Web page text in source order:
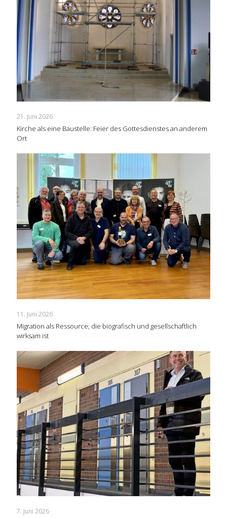
21. Juni 2026
Kirche als eine Baustelle: Feier des Gottesdienstes an anderem
Ort
11. Juni 2026
Migration als Ressource, die biografisch und gesellschaftlich
wirksam ist
7. Juni 2026